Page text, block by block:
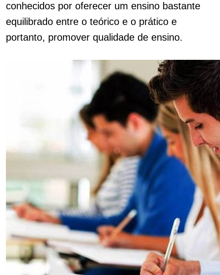
conhecidos por oferecer um ensino bastante
equilibrado entre o teórico e o prático e
portanto, promover qualidade de ensino.